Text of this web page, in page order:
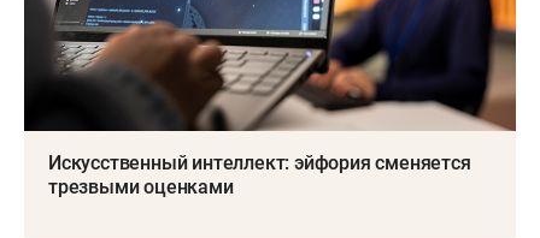
Искусственный интеллект: эйфория сменяется
трезвыми оценками